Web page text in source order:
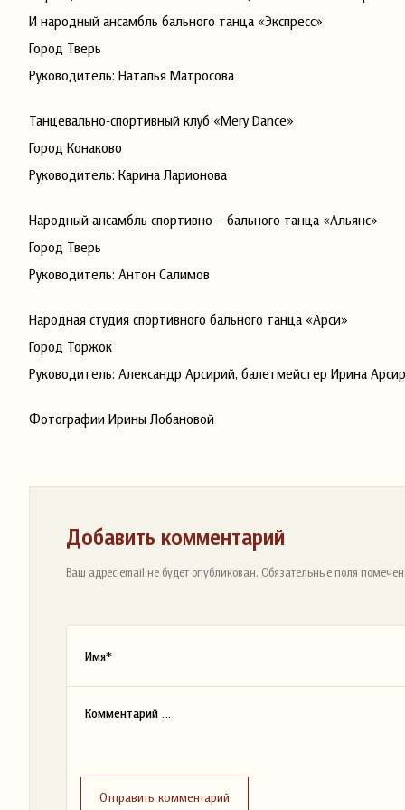
И народный ансамбль бального танца «Экспресс»
Город Тверь
Руководитель: Наталья Матросова
Танцевально-спортивный клуб «Mery Dance»
Город Конаково
Руководитель: Карина Ларионова
Народный ансамбль спортивно – бального танца «Альянс»
Город Тверь
Руководитель: Антон Салимов
Народная студия спортивного бального танца «Арси»
Город Торжок
Руководитель: Александр Арсирий, балетмейстер Ирина
Фотографии Ирины Лобановой
Добавить комментарий
Ваш адрес email не будет опубликован. Обязательные поля
Отправить комментарий